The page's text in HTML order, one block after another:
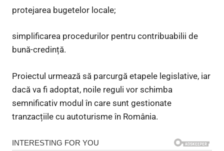
protejarea bugetelor locale;
simplificarea procedurilor pentru contribuabilii de
bună-credință.
Proiectul urmează să parcurgă etapele legislative, iar
dacă va fi adoptat, noile reguli vor schimba
semnificativ modul în care sunt gestionate
tranzacțiile cu autoturisme în România.